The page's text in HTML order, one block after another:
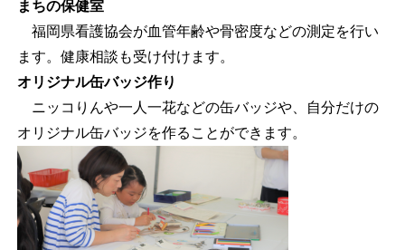
まちの保健室
福岡県看護協会が血管年齢や骨密度などの測定を行い
ます。健康相談も受け付けます。
オリジナル缶バッジ作り
ニッコりんや一人一花などの缶バッジや、自分だけの
オリジナル缶バッジを作ることができます。